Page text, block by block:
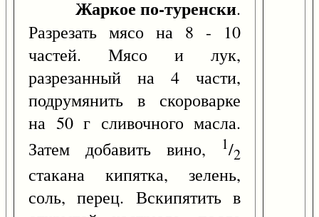
Жаркое по-туренски.
Разрезать мясо на 8 - 10
частей. Мясо и лук,
разрезанный на 4 части,
подрумянить в скороварке
на 50 г сливочного масла.
Затем добавить вино,
1/2
стакана кипятка, зелень,
соль, перец. Вскипятить в